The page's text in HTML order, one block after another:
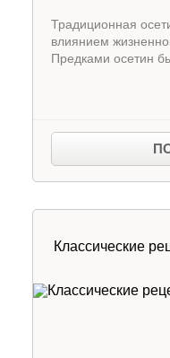
Традиционная
влиянием
Предками осетин
Классические